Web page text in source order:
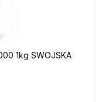
1kg SWOJSKA